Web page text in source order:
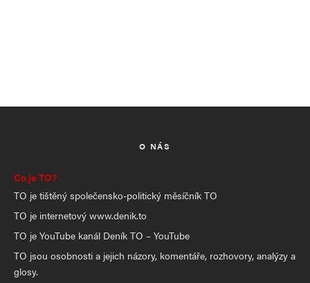
O NÁS
Co je TO?
TO je tištěný společensko-politický měsíčník TO
TO je internetový www.denik.to
TO je YouTube kanál Deník TO – YouTube
TO jsou osobnosti a jejich názory, komentáře, rozhovory, analýzy a
glosy.